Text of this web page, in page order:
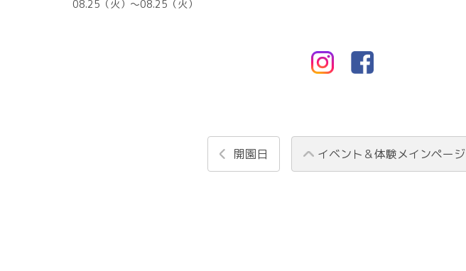
08.25（火）〜08.25（火）
開園日 イベント＆体験メインページ